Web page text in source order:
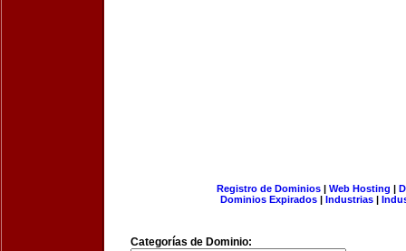
Registro de Dominios| Web Hosting |
Dominios Expirados | Industrias |
Categorías de Dominio: